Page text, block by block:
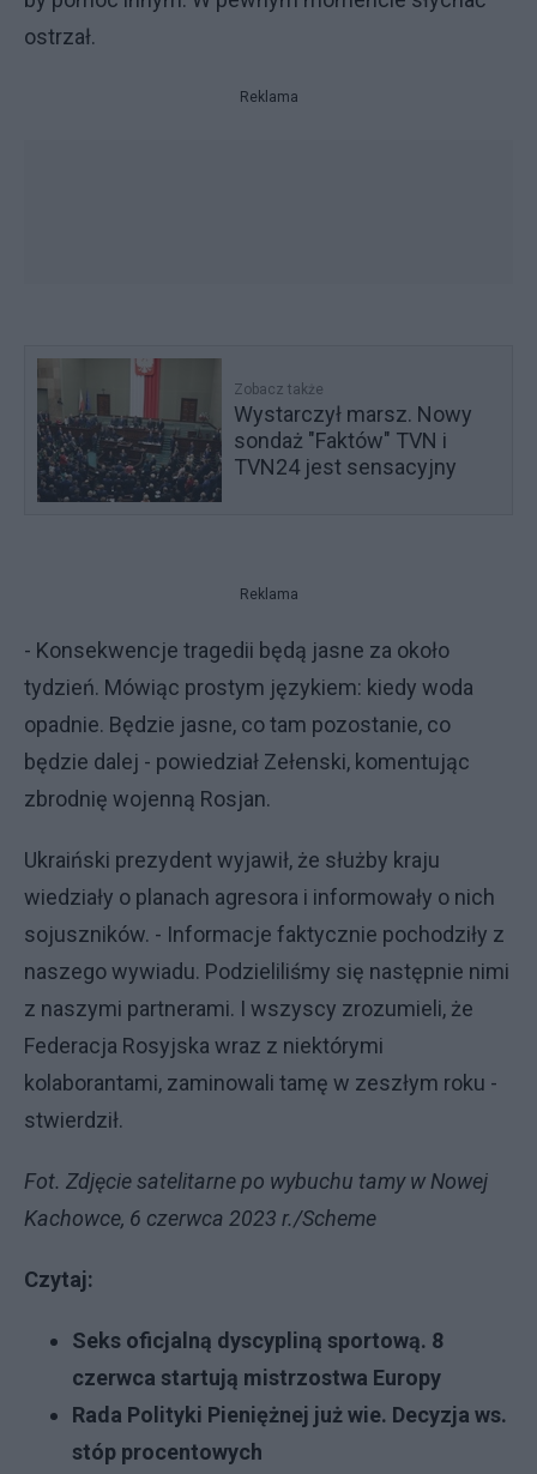
ostrzał.
Reklama
Zobacz także
Wystarczył marsz. Nowy
sondaż "Faktów" TVN i
TVN24 jest sensacyjny
Reklama
- Konsekwencje tragedii będą jasne za około
tydzień. Mówiąc prostym językiem: kiedy woda
opadnie. Będzie jasne, co tam pozostanie, co
będzie dalej - powiedział Zełenski, komentując
zbrodnię wojenną Rosjan.
Ukraiński prezydent wyjawił, że służby kraju
wiedziały o planach agresora i informowały o nich
sojuszników. - Informacje faktycznie pochodziły z
naszego wywiadu. Podzieliliśmy się następnie nimi
z naszymi partnerami. I wszyscy zrozumieli, że
Federacja Rosyjska wraz z niektórymi
kolaborantami, zaminowali tamę w zeszłym roku -
stwierdził.
Fot. Zdjęcie satelitarne po wybuchu tamy w Nowej
Kachowce, 6 czerwca 2023 r./Scheme
Czytaj:
Seks oficjalną dyscypliną sportową. 8
czerwca startują mistrzostwa Europy
Rada Polityki Pieniężnej już wie. Decyzja ws.
stóp procentowych